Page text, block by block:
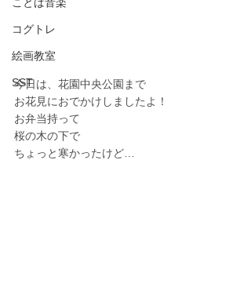
コグトレ
絵画教室
SST
今日は、花園中央公園まで
お花見におでかけしましたよ！
お弁当持って
桜の木の下で
ちょっと寒かったけど…